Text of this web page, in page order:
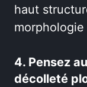
haut
4. Pensez
décolleté